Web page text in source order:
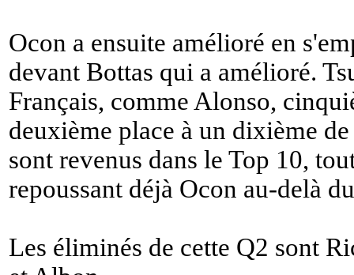
Ocon a ensuite amélioré en
devant Bottas qui a amélioré.
Français, comme Alonso,
deuxième place à un dixième
sont revenus dans le Top 10,
repoussant déjà Ocon au-delà
Les éliminés de cette Q2 sont